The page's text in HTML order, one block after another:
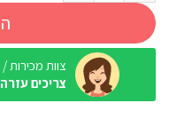
צוות מכירות / Online
צריכים